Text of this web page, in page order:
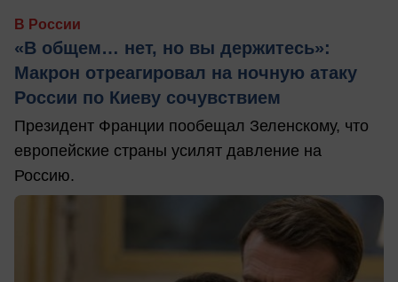
В России
«В общем… нет, но вы держитесь»:
Макрон отреагировал на ночную атаку
России по Киеву сочувствием
Президент Франции пообещал Зеленскому, что
европейские страны усилят давление на
Россию.